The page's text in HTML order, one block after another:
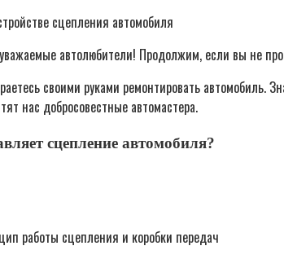
автолюбители! Продолжим, если вы не
своими руками ремонтировать автомобиль.
нас добросовестные автомастера.
сцепление автомобиля?
работы сцепления и коробки передач